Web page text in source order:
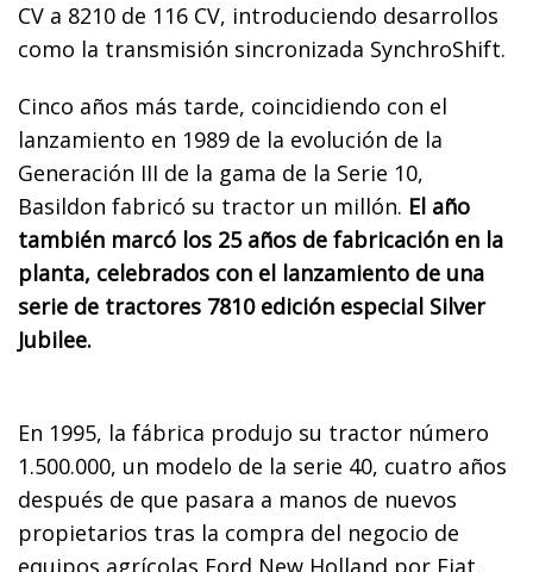
CV a 8210 de 116 CV, introduciendo desarrollos
como la transmisión sincronizada SynchroShift.
Cinco años más tarde, coincidiendo con el
lanzamiento en 1989 de la evolución de la
Generación III de la gama de la Serie 10,
Basildon fabricó su tractor un millón. El año
también marcó los 25 años de fabricación en la
planta, celebrados con el lanzamiento de una
serie de tractores 7810 edición especial Silver
Jubilee.
En 1995, la fábrica produjo su tractor número
1.500.000, un modelo de la serie 40, cuatro años
después de que pasara a manos de nuevos
propietarios tras la compra del negocio de